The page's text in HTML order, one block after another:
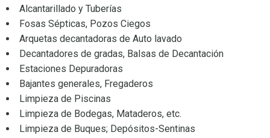
Alcantarillado y Tuberías
Fosas Sépticas, Pozos Ciegos
Arquetas decantadoras de Auto lavado
Decantadores de gradas, Balsas de Decantación
Estaciones Depuradoras
Bajantes generales, Fregaderos
Limpieza de Piscinas
Limpieza de Bodegas, Mataderos, etc.
Limpieza de Buques; Depósitos-Sentinas